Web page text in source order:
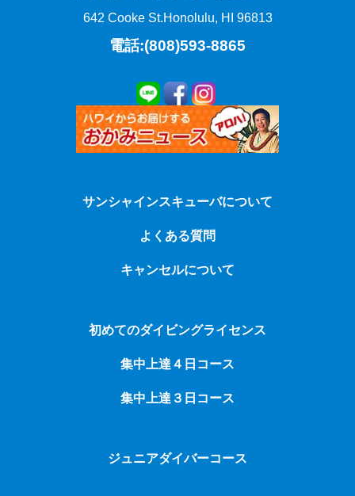
642 Cooke St.Honolulu, HI 96813
電話:(808)593-8865
サンシャインスキューバについて
よくある質問
キャンセルについて
初めてのダイビングライセンス
集中上達４日コース
集中上達３日コース
ジュニアダイバーコース